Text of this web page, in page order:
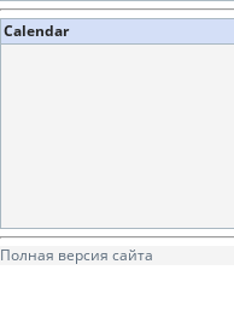
Calendar
Полная версия сайта